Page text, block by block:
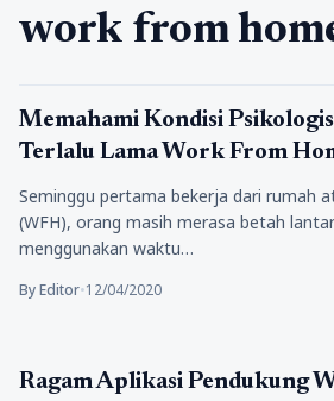
work from
Kesehatan
Memahami Kondisi
Terlalu Lama Work From
Seminggu pertama bekerja dari rumah
(WFH), orang masih merasa betah
menggunakan waktu…
By Editor•12/04/2020
Teknologi
Ragam Aplikasi Pendukung